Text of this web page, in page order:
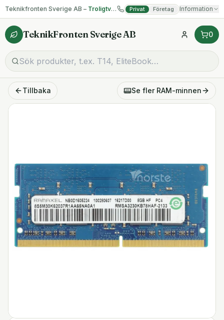
Teknikfronten Sverige AB – Troligtvis billigast på begagnad IT! Privat Företag Information
TeknikFronten Sverige AB 0
Tillbaka Se fler RAM-minnen